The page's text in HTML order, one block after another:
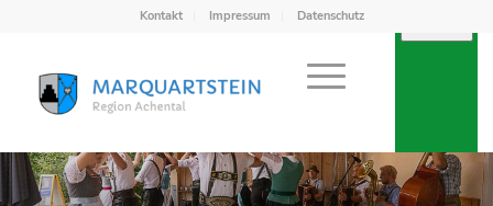
Kontakt Impressum Datenschutz